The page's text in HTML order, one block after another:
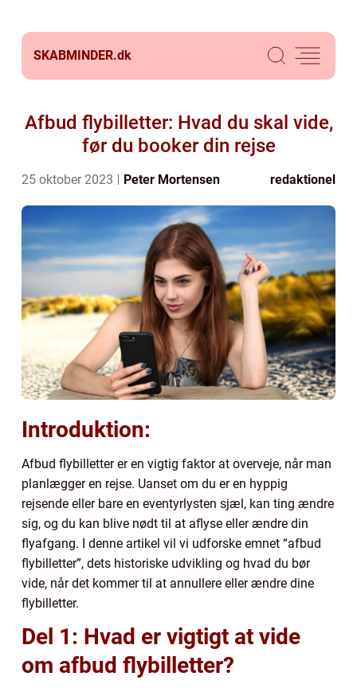
SKABMINDER.dk
Afbud flybilletter: Hvad du skal vide,
før du booker din rejse
25 oktober 2023 Peter Mortensen redaktionel
Introduktion:
Afbud flybilletter er en vigtig faktor at overveje, når man
planlægger en rejse. Uanset om du er en hyppig
rejsende eller bare en eventyrlysten sjæl, kan ting ændre
sig, og du kan blive nødt til at aflyse eller ændre din
flyafgang. I denne artikel vil vi udforske emnet “afbud
flybilletter”, dets historiske udvikling og hvad du bør
vide, når det kommer til at annullere eller ændre dine
flybilletter.
Del 1: Hvad er vigtigt at vide
om afbud flybilletter?